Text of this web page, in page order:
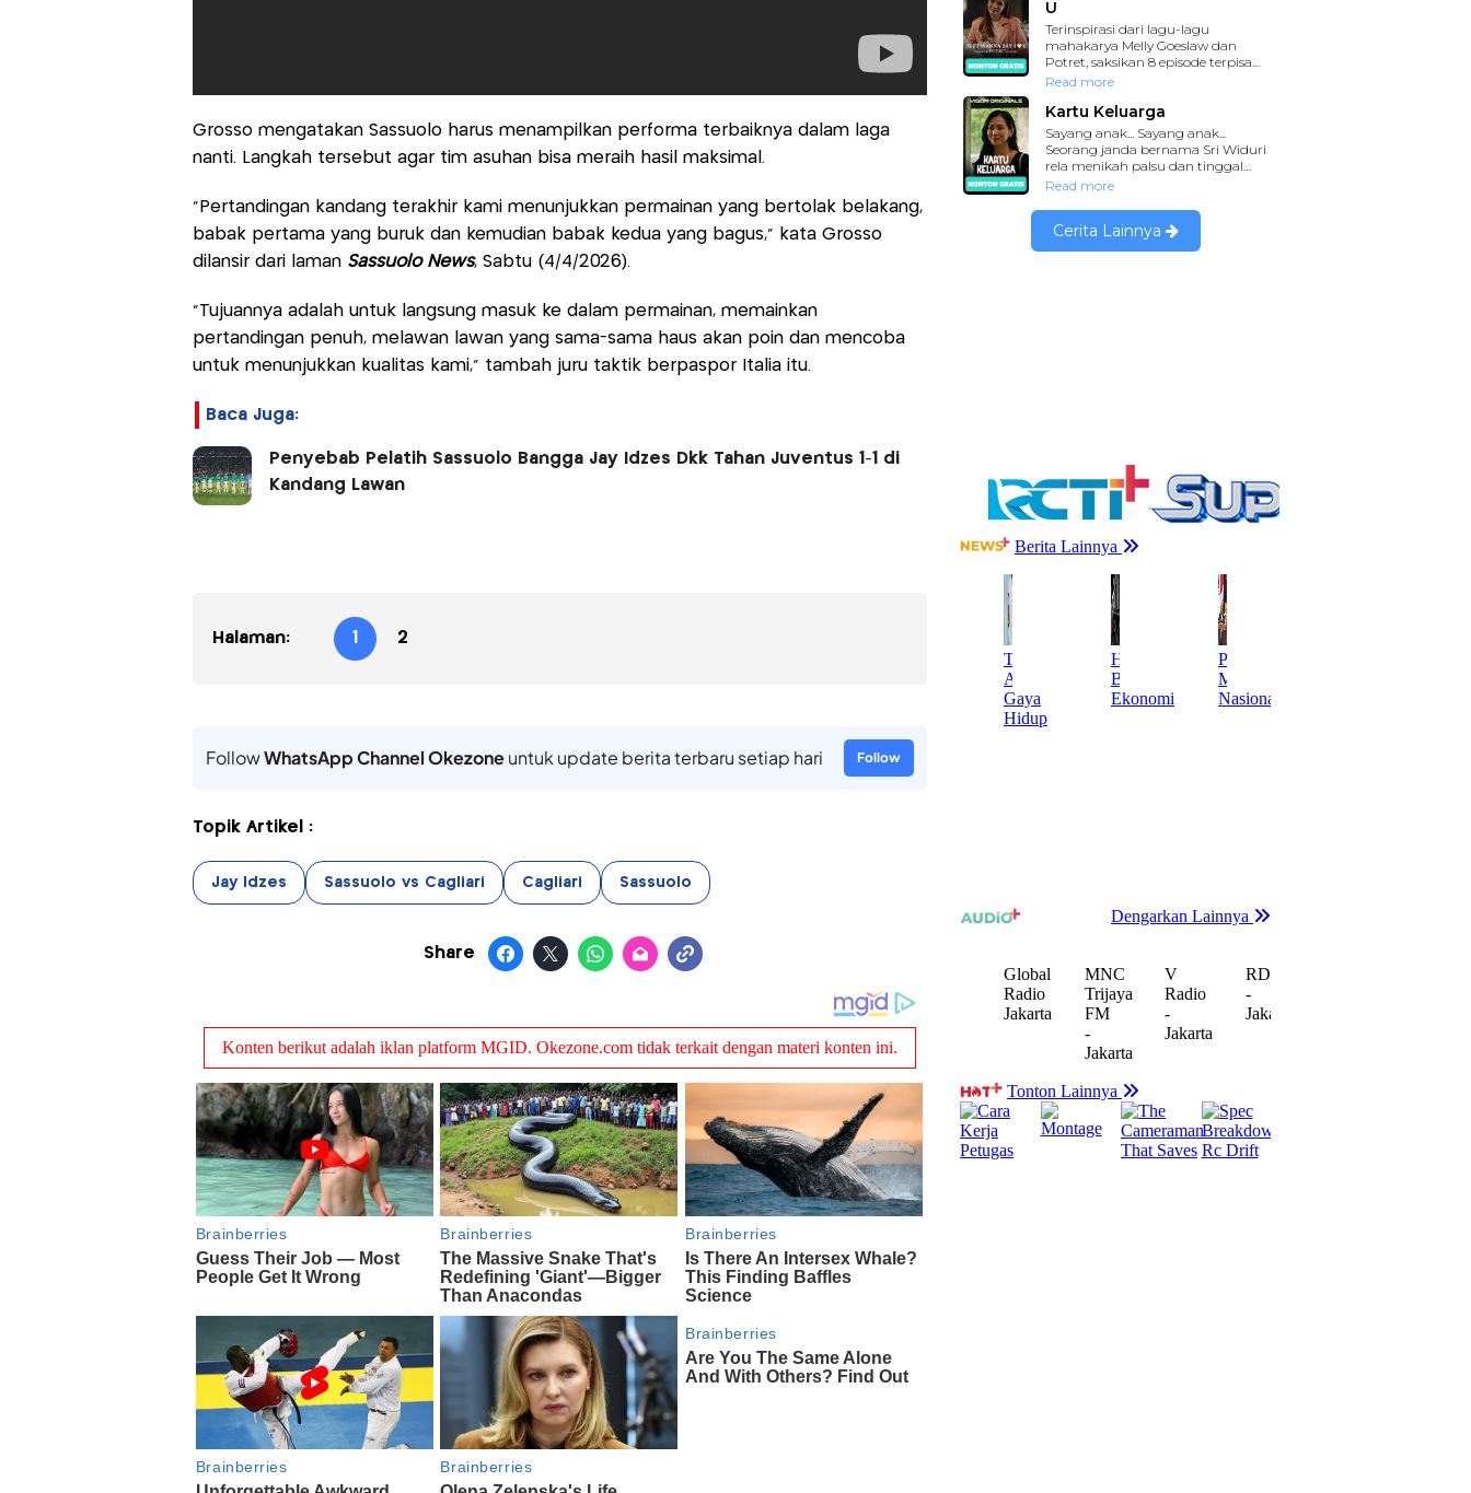
Grosso mengatakan Sassuolo harus menampilkan performa terbaiknya dalam laga
nanti. Langkah tersebut agar tim asuhan bisa meraih hasil maksimal.
"Pertandingan kandang terakhir kami menunjukkan permainan yang bertolak belakang,
babak pertama yang buruk dan kemudian babak kedua yang bagus," kata Grosso
dilansir dari laman Sassuolo News, Sabtu (4/4/2026).
"Tujuannya adalah untuk langsung masuk ke dalam permainan, memainkan
pertandingan penuh, melawan lawan yang sama-sama haus akan poin dan mencoba
untuk menunjukkan kualitas kami," tambah juru taktik berpaspor Italia itu.
Baca Juga:
Penyebab Pelatih Sassuolo Bangga Jay Idzes Dkk Tahan Juventus 1-1 di
Kandang Lawan
Halaman: 1 2
FollowWhatsApp Channel Okezoneuntuk update berita terbaru setiap hari Follow
Topik Artikel :
Jay Idzes Sassuolo vs Cagliari Cagliari Sassuolo
Share